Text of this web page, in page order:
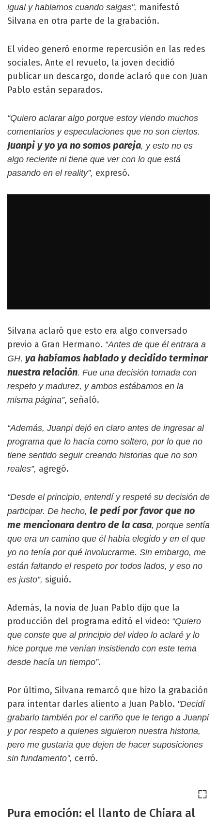
igual y hablamos cuando salgas", manifestó
Silvana en otra parte de la grabación.
El video generó enorme repercusión en las redes
sociales. Ante el revuelo, la joven decidió
publicar un descargo, donde aclaró que con Juan
Pablo están separados.
“Quiero aclarar algo porque estoy viendo muchos
comentarios y especulaciones que no son ciertos.
Juanpi y yo ya no somos pareja, y esto no es
algo reciente ni tiene que ver con lo que está
pasando en el reality”, expresó.
Silvana aclaró que esto era algo conversado
previo a Gran Hermano. “Antes de que él entrara a
GH, ya habíamos hablado y decidido terminar
nuestra relación. Fue una decisión tomada con
respeto y madurez, y ambos estábamos en la
misma página”, señaló.
“Además, Juanpi dejó en claro antes de ingresar al
programa que lo hacía como soltero, por lo que no
tiene sentido seguir creando historias que no son
reales”, agregó.
“Desde el principio, entendí y respeté su decisión de
participar. De hecho, le pedí por favor que no
me mencionara dentro de la casa, porque sentía
que era un camino que él había elegido y en el que
yo no tenía por qué involucrarme. Sin embargo, me
están faltando el respeto por todos lados, y eso no
es justo”, siguió.
Además, la novia de Juan Pablo dijo que la
producción del programa editó el video: “Quiero
que conste que al principio del video lo aclaré y lo
hice porque me venían insistiendo con este tema
desde hacía un tiempo”.
Por último, Silvana remarcó que hizo la grabación
para intentar darles aliento a Juan Pablo. "Decidí
grabarlo también por el cariño que le tengo a Juanpi
y por respeto a quienes siguieron nuestra historia,
pero me gustaría que dejen de hacer suposiciones
sin fundamento”, cerró.
Pura emoción: el llanto de Chiara al